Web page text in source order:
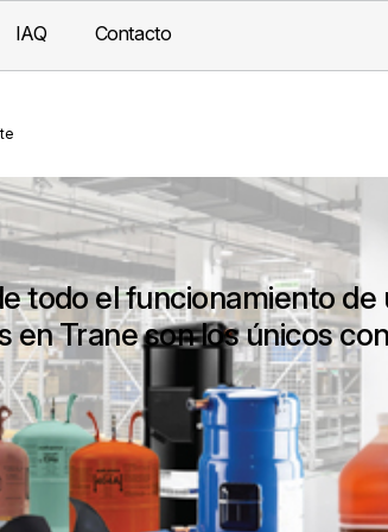
IAQ Contacto
todo el funcionamiento de
Trane son los únicos